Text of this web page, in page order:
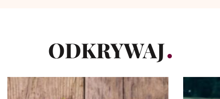
ODKRYWAJ